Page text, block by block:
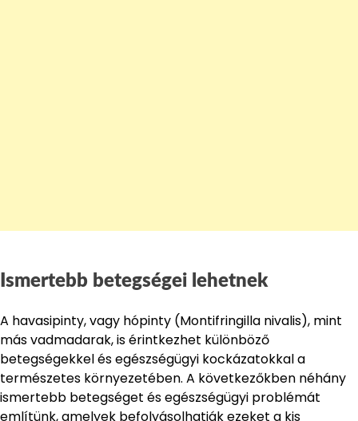
Ismertebb betegségei lehetnek
A havasipinty, vagy hópinty (Montifringilla nivalis), mint
más vadmadarak, is érintkezhet különböző
betegségekkel és egészségügyi kockázatokkal a
természetes környezetében. A következőkben néhány
ismertebb betegséget és egészségügyi problémát
említünk, amelyek befolyásolhatják ezeket a kis